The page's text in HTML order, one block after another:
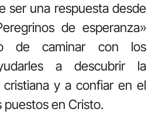
ser una respuesta desde
de esperanza»
de caminar con los
a descubrir la
y a confiar en el
en Cristo.